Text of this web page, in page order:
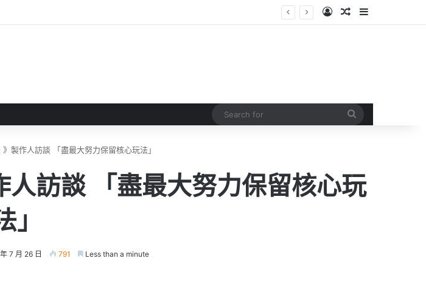
遊戲 Log InRandom Article
Sidebar
》製作人訪談 「盡最大努力保留核心玩法」
人訪談 「盡最大努力保留核心玩
」
7 月 26 日 791 Less than a minute